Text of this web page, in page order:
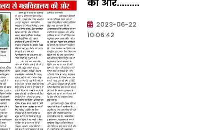
की ओर.........
2023-06-22
10:06:42